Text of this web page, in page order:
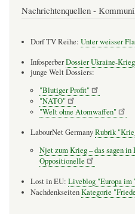
Nachrichtenquellen -
Dorf TV Reihe: Unter weisser
InfosperberDossier Ukraine-Krieg
junge Welt Dossiers:
"Blutiger Profit"
"NATO"
"Welt ohne Atomwaffen"
LabourNet GermanyRubrik
Njet zum Krieg – das sagen in
Oppositionelle
Lost in EU: Liveblog "Europa
NachdenkseitenKategorie